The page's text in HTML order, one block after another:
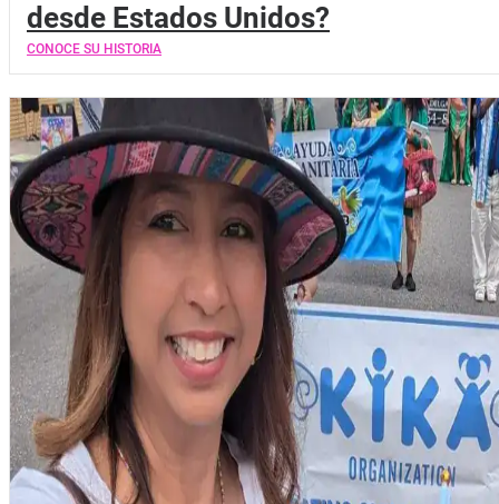
desde Estados Unidos?
CONOCE SU HISTORIA